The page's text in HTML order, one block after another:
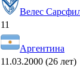
Велес
11
Аргентина
11.03.2000 (26 лет)